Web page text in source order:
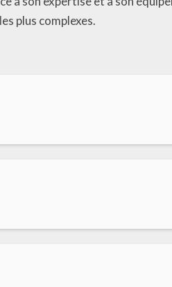
plus complexes.